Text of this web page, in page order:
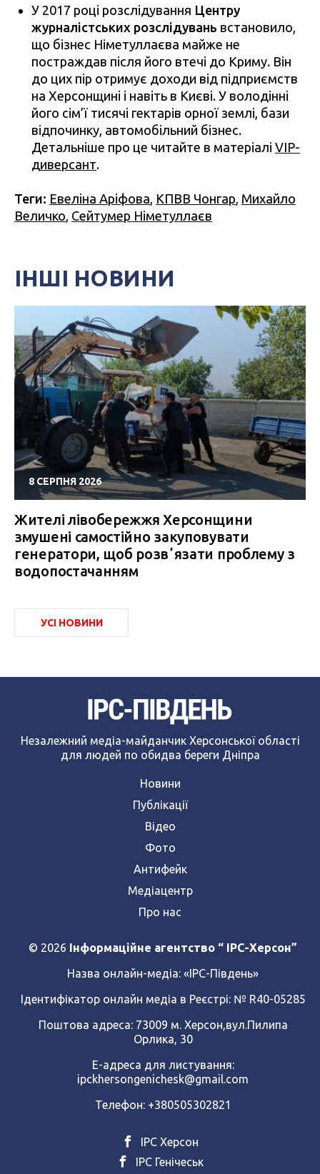
У 2017 році розслідування Центру
журналістських розслідувань встановило,
що бізнес Німетуллаєва майже не
постраждав після його втечі до Криму. Він
до цих пір отримує доходи від підприємств
на Херсонщині і навіть в Києві. У володінні
його сім’ї тисячі гектарів орної землі, бази
відпочинку, автомобільний бізнес.
Детальніше про це читайте в матеріалі VIP-
диверсант.
Теги: Евеліна Аріфова КПВВ Чонгар Михайло
Величко Сейтумер Німетуллаєв
ІНШІ НОВИНИ
8 СЕРПНЯ 2026
Жителі лівобережжя Херсонщини
змушені самостійно закуповувати
генератори, щоб розвʼязати проблему з
водопостачанням
УСІ НОВИНИ
Незалежний медіа-майданчик Херсонської області
для людей по обидва береги Дніпра
Новини
Публікації
Відео
Фото
Антифейк
Медіацентр
Про нас
© 2026 Інформаційне агентство “ IPC-Херсон”
Назва онлайн-медіа: «ІРС-Південь»
Ідентифікатор онлайн медіа в Реєстрі: № R40-05285
Поштова адреса: 73009 м. Херсон,вул.Пилипа
Орлика, 30
Е-адреса для листування:
ipckhersongenichesk@gmail.com
Телефон: +380505302821
ІРС Херсон
ІРС Генічеськ